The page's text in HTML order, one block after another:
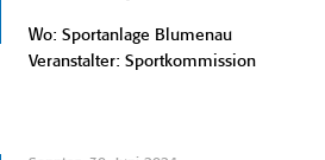
Wo: Sportanlage Blumenau
Veranstalter: Sportkommission